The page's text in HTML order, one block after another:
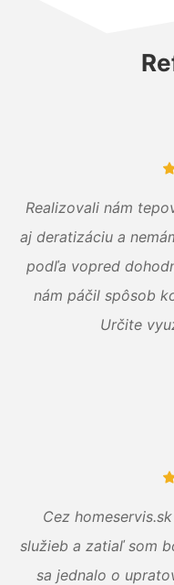
Realizovali nám
aj deratizáciu a
podľa vopred
nám páčil spôsob
Určite
Cez
služieb a zatiaľ som
sa jednalo o